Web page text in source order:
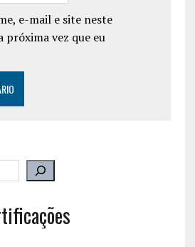
e-mail e site neste
próxima vez que eu